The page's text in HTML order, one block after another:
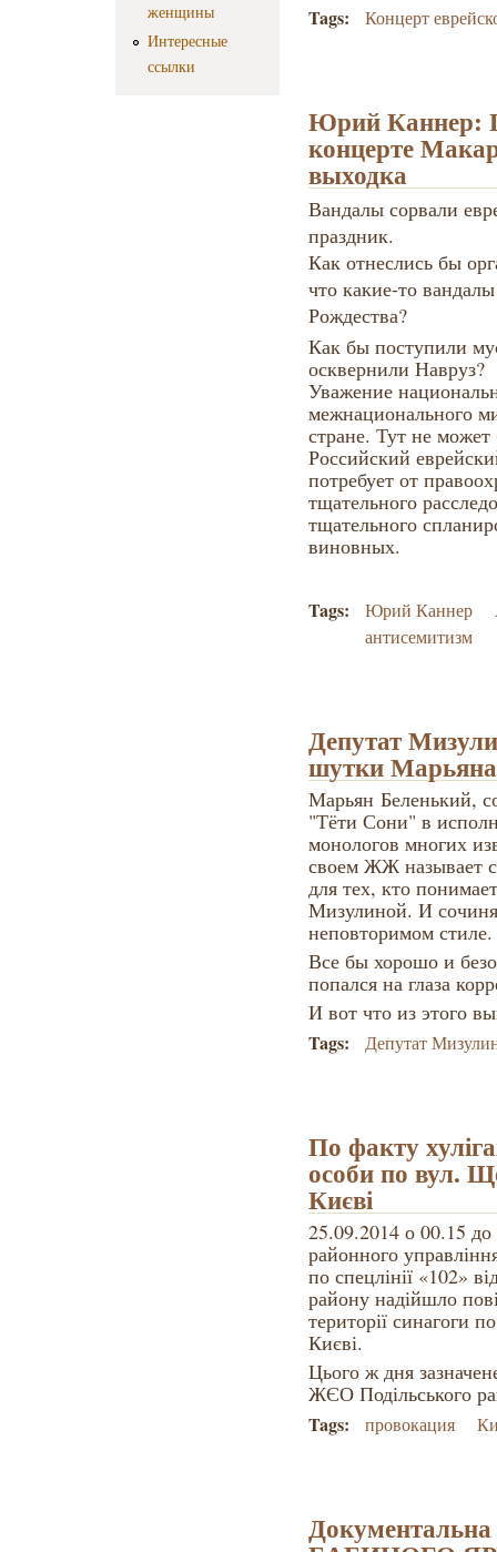
женщины
Интересные
ссылки
Tags: Концерт
Юрий Каннер:
концерте
выходка
Вандалы сорвали
праздник.
Как отнеслись бы
что какие-то
Рождества?
Как бы поступили
осквернили Навруз?
Уважение
межнационального
стране. Тут не
Российский
потребует от
тщательного
тщательного
виновных.
Tags: Юрий Каннер
антисемитизм
Депутат
шутки Марьяна
Марьян Беленький, с
"Тёти Сони" в
монологов многих
своем ЖЖ называет
для тех, кто
Мизулиной. И
неповторимом стиле.
Все бы хорошо и
попался на глаза
И вот что из этого
Tags: Депутат
По факту
особи по вул.
Києві
25.09.2014 о 00.15 до
районного
по спецлінії «102»
району надійшло
території синагоги
Києві.
Цього ж дня
ЖЄО Подільського
Tags: провокация